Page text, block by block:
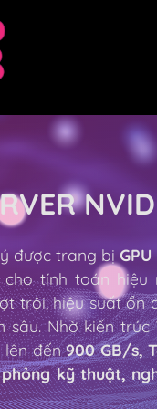
được trang bị
cho tính toán
trội, hiệu suất ổn
sâu. Nhờ kiến trúc
đến900 GB/s,
kỹ thuật,